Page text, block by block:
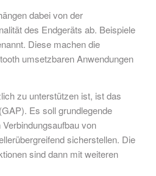
dabei von der
des Endgeräts ab. Beispiele
Diese machen die
umsetzbaren Anwendungen
zu unterstützen ist, ist das
Es soll grundlegende
von
sicherstellen. Die
sind dann mit weiteren